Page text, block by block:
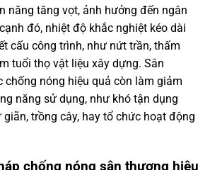
năng tăng vọt, ảnh hưởng đến ngân
đó, nhiệt độ khắc nghiệt kéo dài
cấu công trình, như nứt trần, thấm
tuổi thọ vật liệu xây dựng. Sân
nóng hiệu quả còn làm giảm
năng sử dụng, như khó tận dụng
trồng cây, hay tổ chức hoạt động
chống nóng sân thượng hiệu